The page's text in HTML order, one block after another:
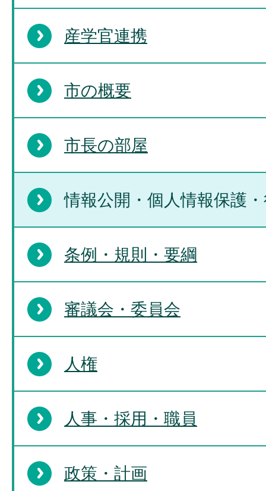
産学官連携
市の概要
市長の部屋
情報公開・個人情報保護
条例・規則・要綱
審議会・委員会
人権
人事・採用・職員
政策・計画